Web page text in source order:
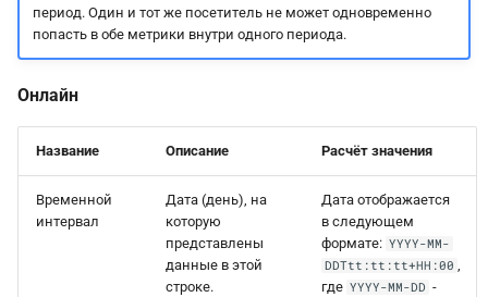
период. Один и тот же посетитель не может одновременно
попасть в обе метрики внутри одного периода.
Онлайн
Название Описание Расчёт значения
Временной
интервал
Дата (день), на
которую
представлены
данные в этой
строке.
Дата отображается
в следующем
формате: YYYY-MM-
DDTtt:tt:tt+HH:00 ,
где YYYY-MM-DD -